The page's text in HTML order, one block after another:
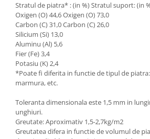
Stratul de piatra* : (in %) Stratul suport: (in
Oxigen (O) 44,6 Oxigen (O) 73,0
Carbon (C) 31,0 Carbon (C) 26,0
Silicium (Si) 13,0
Aluminu (Al) 5,6
Fier (Fe) 3,4
Potasiu (K) 2,4
*Poate fi diferita in functie de tipul de
marmura, etc.
Toleranta dimensionala este 1,5 mm in
unghiuri.
Greutate: Aproximativ 1,5-2,7kg/m2
Greutatea difera in functie de volumul de